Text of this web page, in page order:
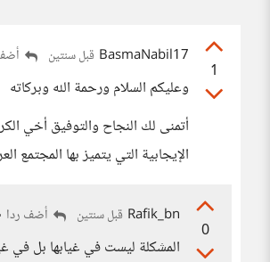
1
BasmaNabil17 قبل سنتين
وعليكم السلام ورحمة الله وبركاته
أتمنى لك النجاح والتوفيق أخي
الإيجابية التي يتميز بها المجتمع
0
Rafik_bn قبل سنتين أضف ردا
المشكلة ليست في غيابها بل في